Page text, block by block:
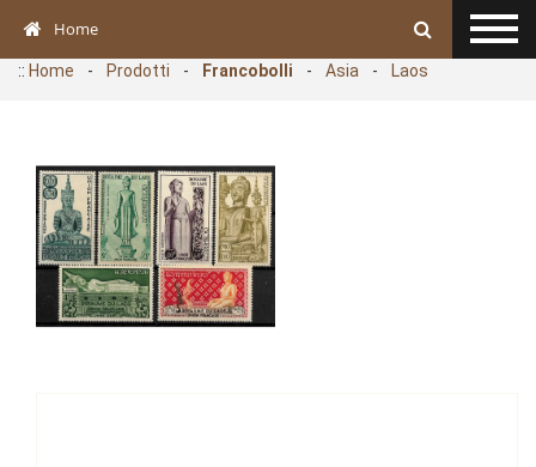
Home
:: Home - Prodotti - Francobolli - Asia - Laos